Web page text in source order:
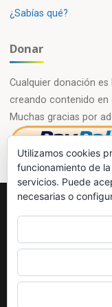
¿Sabías qué?
Donar
Cualquier donación
creando contenido en
Muchas gracias por
Utilizamos cookies
funcionamiento de
servicios. Puede
necesarias o